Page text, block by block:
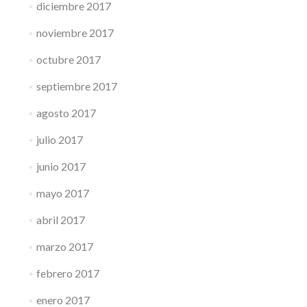
diciembre 2017
noviembre 2017
octubre 2017
septiembre 2017
agosto 2017
julio 2017
junio 2017
mayo 2017
abril 2017
marzo 2017
febrero 2017
enero 2017